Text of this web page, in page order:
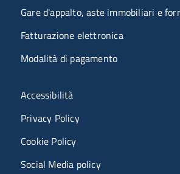
Gare d'appalto, aste immobiliari e
Fatturazione elettronica
Modalità di pagamento
Menù riferimenti
Accessibilità
Privacy Policy
Cookie Policy
Social Media policy